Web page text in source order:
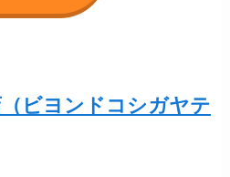
ビヨンドコシガヤテ